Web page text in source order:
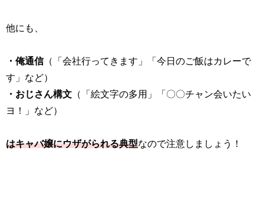
他にも、
・俺通信（「会社行ってきます」「今日のご飯はカレーで
す」など）
・おじさん構文 （「絵文字の多用」「〇〇チャン会いたい
ヨ！」など）
はキャバ嬢にウザがられる典型なので注意しましょう！